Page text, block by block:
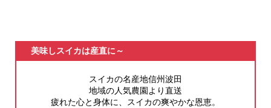
美味しスイカは産直に～
スイカの名産地信州波田
地域の人気農園より直送
疲れた心と身体に、スイカの爽やかな恩恵。